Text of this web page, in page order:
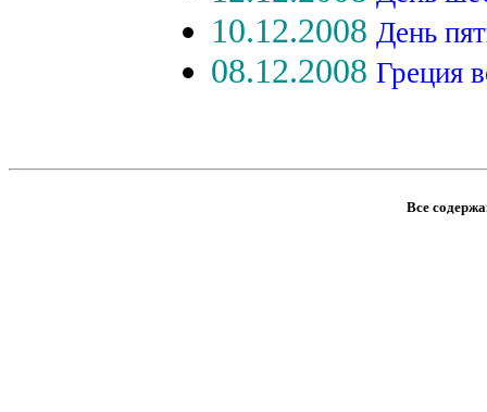
10.12.2008 День
08.12.2008 Греция
Все